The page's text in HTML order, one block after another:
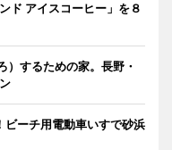
ド アイスコーヒー」を８
）するための家。長野・
ーチ用電動車いすで砂浜